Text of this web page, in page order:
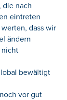
die nach
eintreten
dass wir
ändern
nicht
bewältigt
vor gut